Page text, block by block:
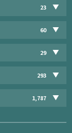
23
60
29
293
1,787